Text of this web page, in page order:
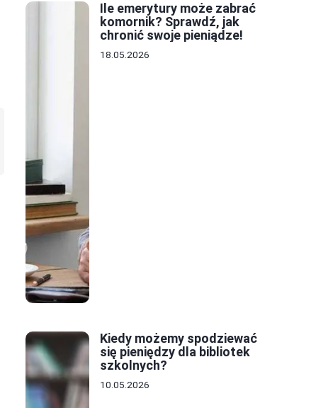
Ile emerytury może zabrać
komornik? Sprawdź, jak
chronić swoje pieniądze!
18.05.2026
Kiedy możemy spodziewać
się pieniędzy dla bibliotek
szkolnych?
10.05.2026